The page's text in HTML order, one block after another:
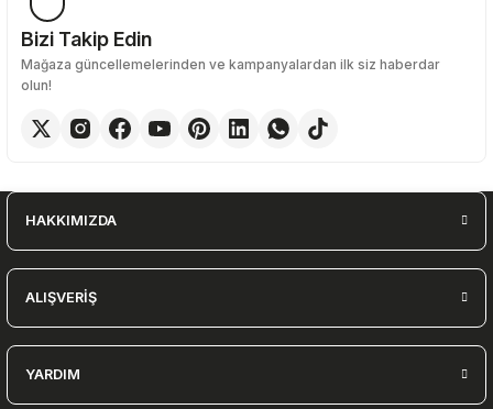
Bizi Takip Edin
Mağaza güncellemelerinden ve kampanyalardan ilk siz haberdar
olun!
HAKKIMIZDA
ALIŞVERİŞ
YARDIM